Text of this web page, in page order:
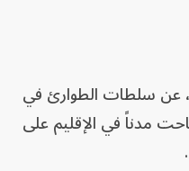
عن سلطات الطوارئ في
مدناً في الإقليم ​على